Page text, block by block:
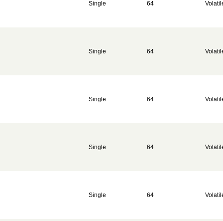
Single 64
Single 64
Single 64
Single 64
Single 64